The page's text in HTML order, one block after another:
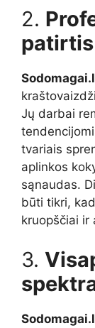
2.
patirtis
Jų darbai
tvariais
aplinkos
sąnaudas.
būti tikri,
kruopščiai ir
3.